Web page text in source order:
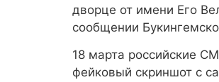
дворце от имени Его
сообщении
18 марта российские
фейковый скриншот с